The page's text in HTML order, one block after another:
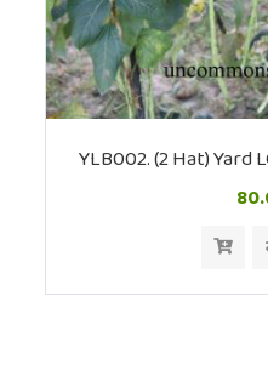
YLB002. (2 Hat) Yard